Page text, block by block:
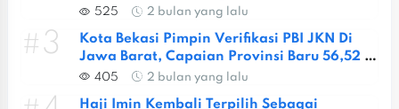
525 2 bulan yang lalu
#3
Kota Bekasi Pimpin Verifikasi PBI JKN Di
Jawa Barat, Capaian Provinsi Baru 56,52
Persen
405 2 bulan yang lalu
Haji Imin Kembali Terpilih Sebagai